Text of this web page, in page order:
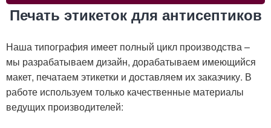
Печать этикеток для антисептиков
Наша типография имеет полный цикл производства –
мы разрабатываем дизайн, дорабатываем имеющийся
макет, печатаем этикетки и доставляем их заказчику. В
работе используем только качественные материалы
ведущих производителей: